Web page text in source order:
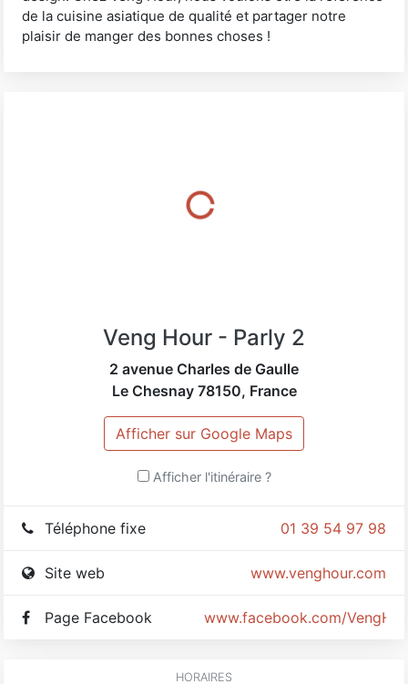
de la cuisine asiatique de qualité et partager notre
plaisir de manger des bonnes choses !
Veng Hour - Parly 2
2 avenue Charles de Gaulle
Le Chesnay 78150, France
Afficher sur Google Maps
Afficher l'itinéraire ?
01 39 54 97 98
Téléphone fixe
www.venghour.com
Site web
www.facebook.com/
Page Facebook
HORAIRES